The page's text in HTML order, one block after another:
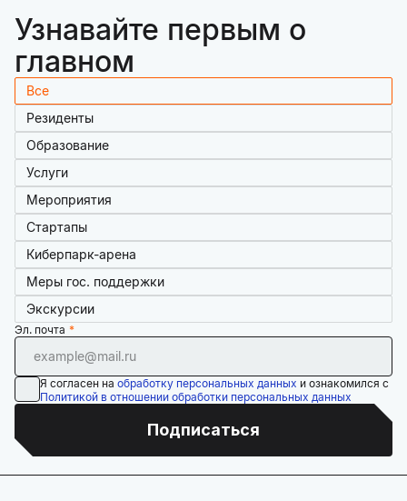
Узнавайте первым о
главном
Все
Резиденты
Образование
Услуги
Мероприятия
Стартапы
Киберпарк-арена
Меры гос. поддержки
Экскурсии
Эл. почта
Я согласен на обработку персональных данных и ознакомился с
Политикой в отношении обработки персональных данных
Подписаться